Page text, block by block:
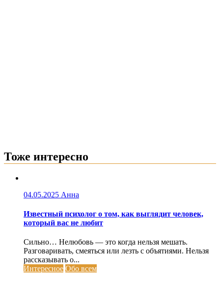
Тоже интересно
04.05.2025 Анна
Известный психолог о том, как выглядит человек,
который вас не любит
Сильно… Нелюбовь — это когда нельзя мешать.
Разговаривать, смеяться или лезть с объятиями. Нельзя
рассказывать о...
Интересное Обо всем